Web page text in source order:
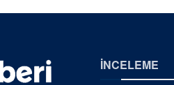
İNCELEME